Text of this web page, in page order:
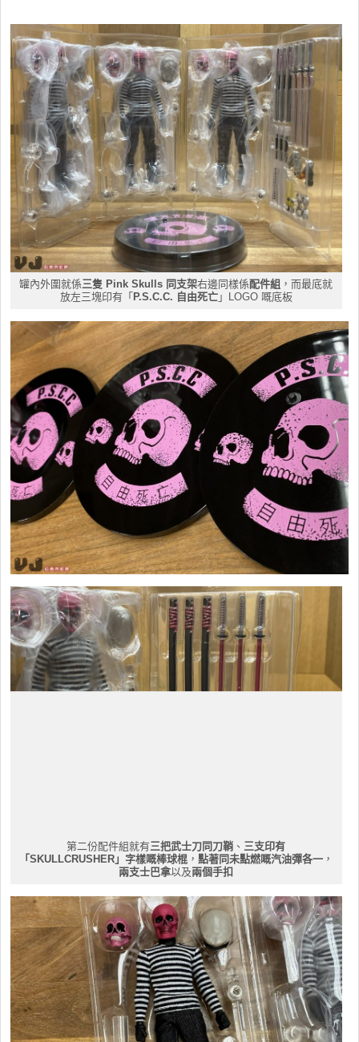
罐內外圍就係三隻 Pink Skulls 同支架右邊同樣係配件組 ，而最底就
放左三塊印有「 P.S.C.C. 自由死亡」LOGO 嘅底板
第二份配件組就有三把武士刀同刀鞘 、 三支印有
「SKULLCRUSHER」字樣嘅棒球棍， 點著同未點燃嘅汽油彈各一，
兩支士巴拿以及兩個手扣